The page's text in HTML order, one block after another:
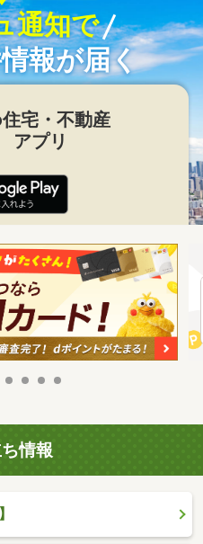
通知で
報が届く
宅・不動産
アプリ
情報